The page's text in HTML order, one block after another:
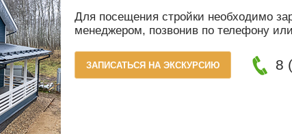
Для посещения стройки необходимо
менеджером, позвонив по телефону или
ЗАПИСАТЬСЯ НА ЭКСКУРСИЮ 8